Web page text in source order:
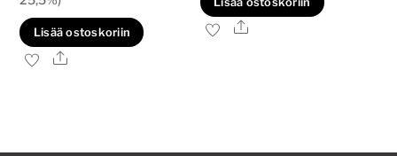
oli:
40,00€.
on:
30,00€.
Lisää ostoskoriin
Ale
Ale